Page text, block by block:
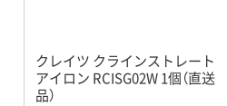
クレイツ クラインストレート
アイロン RCISG02W 1個（直送
品）